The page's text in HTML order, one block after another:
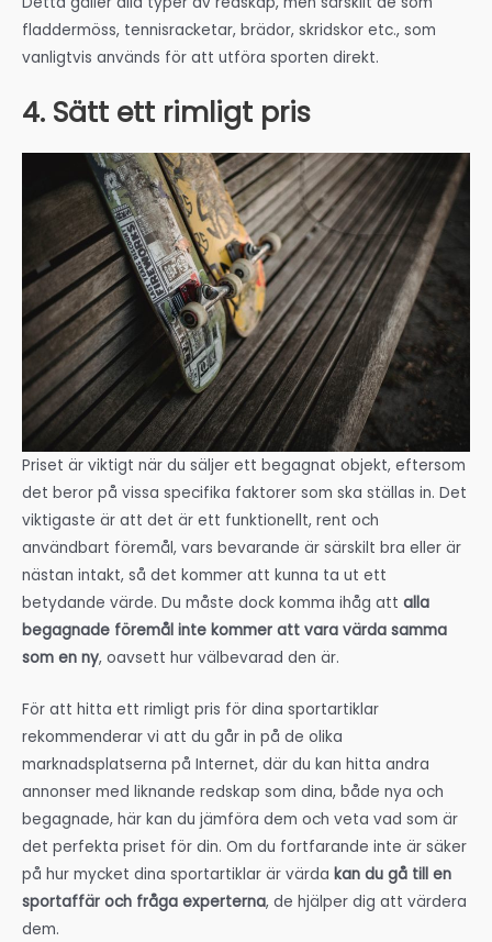
fladdermöss, tennisracketar, brädor, skridskor etc., som
vanligtvis används för att utföra sporten direkt.
4. Sätt ett rimligt pris
Priset är viktigt när du säljer ett begagnat objekt, eftersom
det beror på vissa specifika faktorer som ska ställas in. Det
viktigaste är att det är ett funktionellt, rent och
användbart föremål, vars bevarande är särskilt bra eller är
nästan intakt, så det kommer att kunna ta ut ett
betydande värde. Du måste dock komma ihåg att alla
begagnade föremål inte kommer att vara värda samma
som en ny, oavsett hur välbevarad den är.
För att hitta ett rimligt pris för dina sportartiklar
rekommenderar vi att du går in på de olika
marknadsplatserna på Internet, där du kan hitta andra
annonser med liknande redskap som dina, både nya och
begagnade, här kan du jämföra dem och veta vad som är
det perfekta priset för din. Om du fortfarande inte är säker
på hur mycket dina sportartiklar är värda kan du gå till en
sportaffär och fråga experterna, de hjälper dig att värdera
dem.